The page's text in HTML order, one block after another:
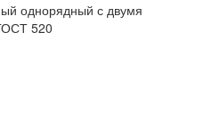
однорядный с двумя
520